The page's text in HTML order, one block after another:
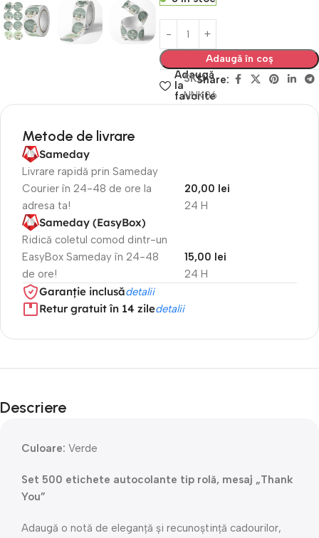
Adaugă în coș
Adaugă
la
favorite
SKU
NNK06
Share:
Metode de livrare
Sameday
Livrare rapidă prin Sameday
Courier în 24-48 de ore la
adresa ta!
24 H
20,00 lei
Sameday (EasyBox)
Ridică coletul comod dintr-un
EasyBox Sameday în 24-48
de ore!
24 H
15,00 lei
Garanție inclusădetalii
Retur gratuit în 14 ziledetalii
Descriere
Culoare: Verde
Set 500 etichete autocolante tip rolă, mesaj „Thank
You”
Adaugă o notă de eleganță și recunoștință cadourilor,